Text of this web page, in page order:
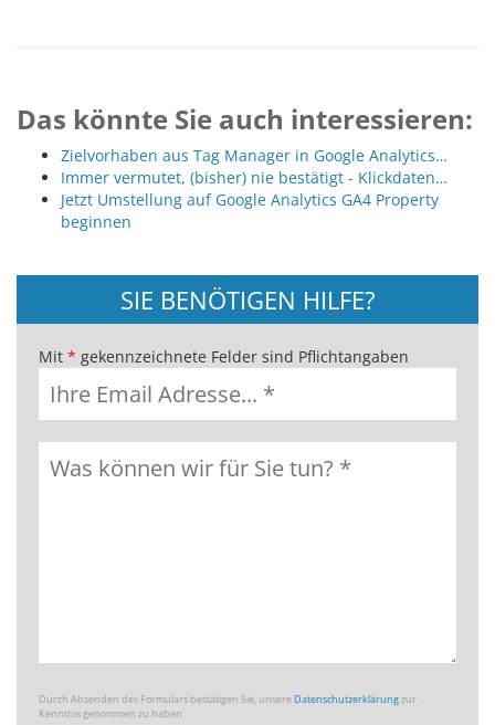
Das könnte Sie auch interessieren:
Zielvorhaben aus Tag Manager in Google Analytics…
Immer vermutet, (bisher) nie bestätigt - Klickdaten…
Jetzt Umstellung auf Google Analytics GA4 Property
beginnen
SIE BENÖTIGEN HILFE?
Mit * gekennzeichnete Felder sind Pflichtangaben
Durch Absenden des Formulars bestätigen Sie, unsereDatenschutzerklärungzur
Kenntnis genommen zu haben